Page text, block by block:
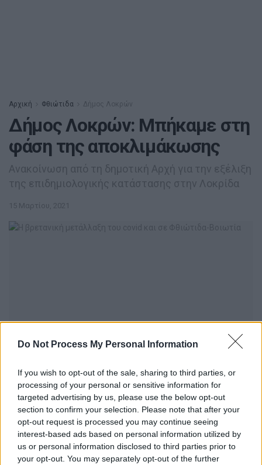
Do Not Process My Personal Information
If you wish to opt-out of the sale, sharing to third parties, or
processing of your personal or sensitive information for
targeted advertising by us, please use the below opt-out
section to confirm your selection. Please note that after your
opt-out request is processed you may continue seeing
interest-based ads based on personal information utilized by
us or personal information disclosed to third parties prior to
your opt-out. You may separately opt-out of the further
Αρχική Φθιώτιδα Δήμος Λοκρών
Δήμος Λοκρών: Μπήκαμε στη
φάση της αποκλιμάκωσης
Ανακοίνωση από τη δημοτική Αρχή για την εξέλιξη
της επιδημιολογικής κατάστασης στην Λοκρίδα
15 Μαρτίου, 2021
SHARES
Ο
Δήμος Λοκρών το διάστημα αυτό φαίνεται να
βρίσκεται σε φάση σταθεροποίησης και
αποκλιμάκωσης της εξάπλωσης της πανδημίας
του Covid 19. Τα επίσημα στοιχεία αποτυπώνουν μια
εξαιρετικά ανησυχητική εικόνα, αλλά ήδη τα μέτρα που